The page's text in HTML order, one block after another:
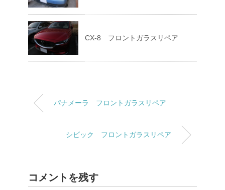
CX-8 フロントガラスリペア
パナメーラ フロントガラスリペア
シビック フロントガラスリペア
コメントを残す